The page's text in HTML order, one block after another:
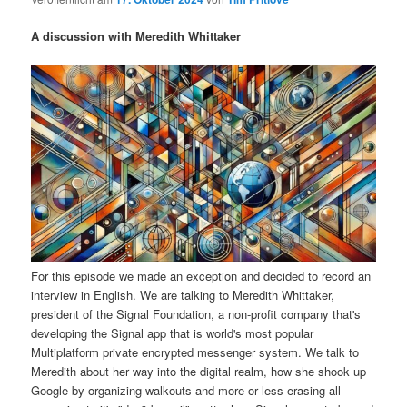
m
ä
r
e
n
I
n
h
a
l
u
n
d
ä
r
e
n
I
n
h
n
v
i
g
a
t
i
o
n
A discussion with Meredith Whittaker
For this episode we made an exception and decided to record an
interview in English. We are talking to Meredith Whittaker,
president of the Signal Foundation, a non-profit company that's
developing the Signal app that is world's most popular
Multiplatform private encrypted messenger system. We talk to
Meredith about her way into the digital realm, how she shook up
Google by organizing walkouts and more or less erasing all